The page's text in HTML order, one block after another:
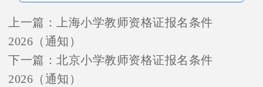
上一篇：
上海小学教师资格证报名条件
2026（通知）
下一篇：北京小学教师资格证报名条件
2026（通知）